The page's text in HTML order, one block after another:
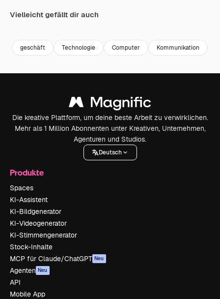
Vielleicht gefällt dir auch
geschäft Technologie Computer Kommunikation
Die kreative Plattform, um deine beste Arbeit zu verwirklichen.
Mehr als 1 Million Abonnenten unter Kreativen, Unternehmen,
Agenturen und Studios.
Deutsch
Produkte
Spaces
KI-Assistent
KI-Bildgenerator
KI-Videogenerator
KI-Stimmengenerator
Stock-Inhalte
MCP für Claude/ChatGPT Neu
Agenten Neu
API
Mobile App